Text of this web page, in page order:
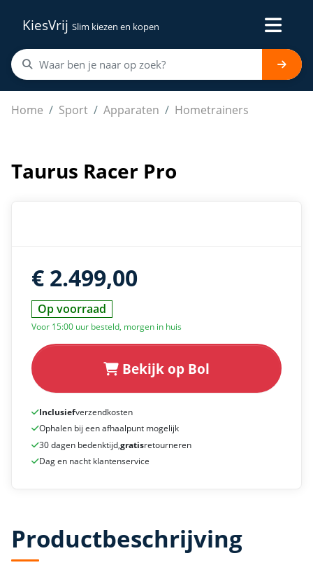
KiesVrij Slim kiezen en kopen
Home Sport Apparaten Hometrainers
Taurus Racer Pro
Taurus Racer Pro
€ 2.499,00
Op voorraad
Voor 15:00 uur besteld, morgen in huis
Bekijk op Bol
Inclusiefverzendkosten
Ophalen bij een afhaalpunt mogelijk
30 dagen bedenktijd,gratisretourneren
Dag en nacht klantenservice
Productbeschrijving